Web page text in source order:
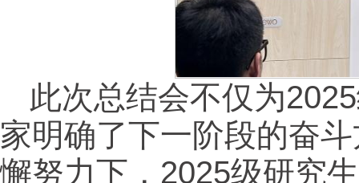
此次总结会不仅为
家明确了下一阶段的奋
懈努力下，2025级研究